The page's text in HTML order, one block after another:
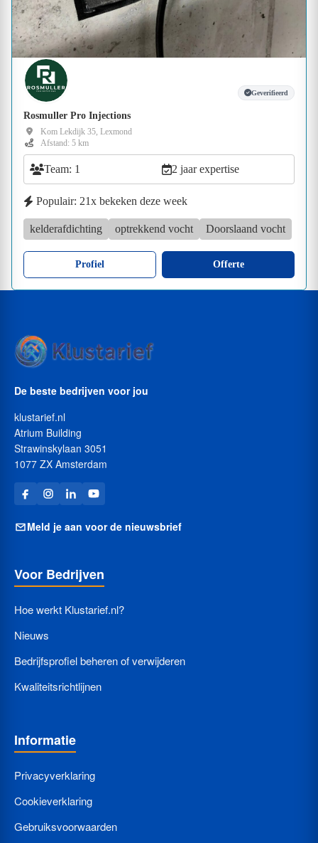
Geverifieerd
Rosmuller Pro Injections
Kom Lekdijk 35, Lexmond
Afstand: 5 km
Team: 1 2 jaar expertise
Populair: 21x bekeken deze week
kelderafdichting optrekkend vocht Doorslaand vocht
Profiel Offerte
De beste bedrijven voor jou
klustarief.nl
Atrium Building
Strawinskylaan 3051
1077 ZX Amsterdam
Meld je aan voor de nieuwsbrief
Voor Bedrijven
Hoe werkt Klustarief.nl?
Nieuws
Bedrijfsprofiel beheren of verwijderen
Kwaliteitsrichtlijnen
Informatie
Privacyverklaring
Cookieverklaring
Gebruiksvoorwaarden